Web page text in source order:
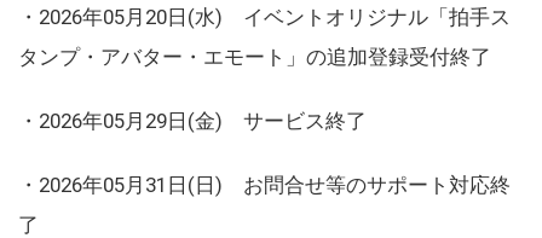
・2026年05月20日(水) イベントオリジナル「拍手ス
タンプ・アバター・エモート」の追加登録受付終了
・2026年05月29日(金) サービス終了
・2026年05月31日(日) お問合せ等のサポート対応終
了